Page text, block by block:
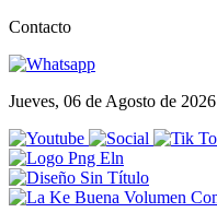
Contacto
Jueves, 06 de Agosto de 2026